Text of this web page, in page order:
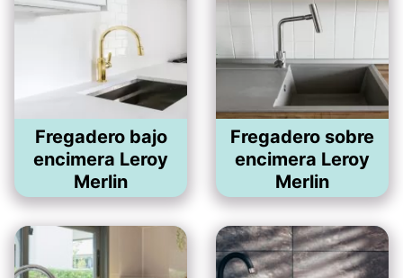
Fregadero bajo
encimera Leroy
Merlin
Fregadero sobre
encimera Leroy
Merlin